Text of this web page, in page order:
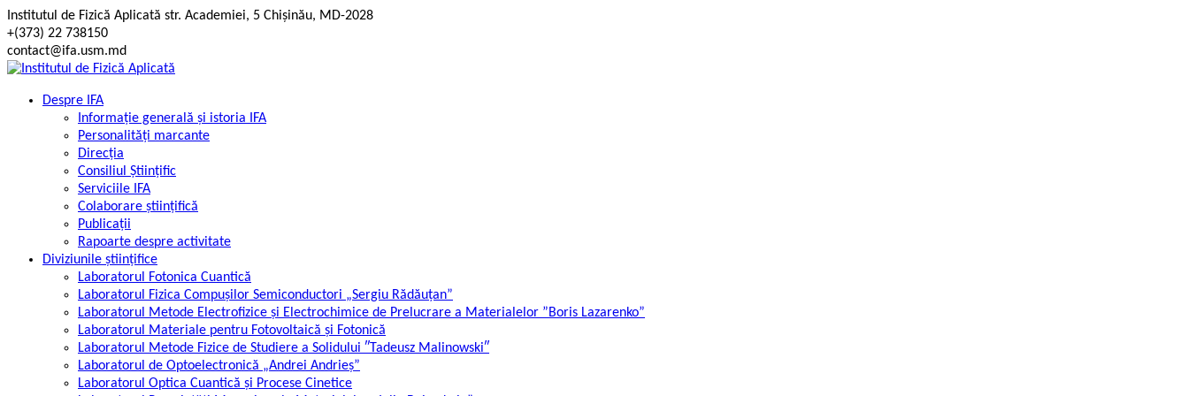
Skip
to
content
Institutul de Fizică Aplicată str. Academiei, 5 Chișinău, MD-2028
+(373) 22 738150
contact@ifa.usm.md
Despre IFA
Informație generală și istoria IFA
Personalități marcante
Direcția
Consiliul Științific
Serviciile IFA
Colaborare științifică
Publicații
Rapoarte despre activitate
Diviziunile științifice
Laboratorul Fotonica Cuantică
Laboratorul Fizica Compușilor Semiconductori „Sergiu Rădăuțan”
Laboratorul Metode Electrofizice și Electrochimice de Prelucrare a Materialelor ”Boris Lazarenko”
Laboratorul Materiale pentru Fotovoltaică și Fotonică
Laboratorul Metode Fizice de Studiere a Solidului ″Tadeusz Malinowski″
Laboratorul de Optoelectronică „Andrei Andrieș”
Laboratorul Optica Cuantică și Procese Cinetice